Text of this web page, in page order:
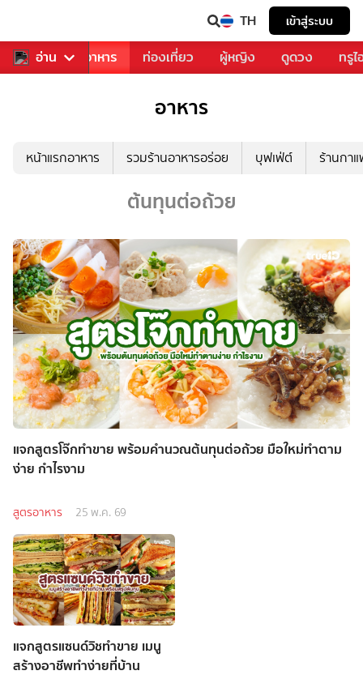
TH เข้าสู่ระบบ
อ่าน
การเพลง อาหาร ท่องเที่ยว ผู้หญิง ดูดวง ทรู
อาหาร
หน้าแรกอาหาร รวมร้านอาหารอร่อย บุฟเฟ่ต์ ร้านกา
ต้นทุนต่อถ้วย
แจกสูตรโจ๊กทำขาย พร้อมคำนวณต้นทุนต่อถ้วย มือใหม่ทำตาม
ง่าย กำไรงาม
สูตรอาหาร 25 พ.ค. 69
แจกสูตรแซนด์วิชทำขาย เมนู
สร้างอาชีพทำง่ายที่บ้าน